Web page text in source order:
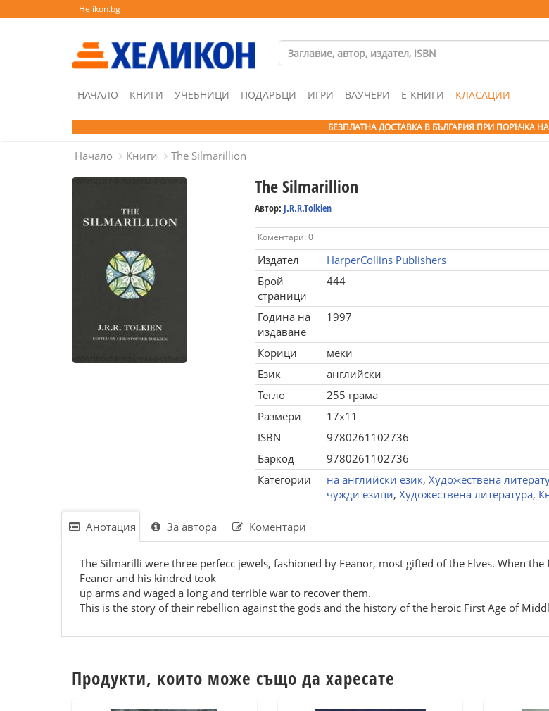
Helikon.bg
НАЧАЛО КНИГИ УЧЕБНИЦИ ПОДАРЪЦИ ИГРИ ВАУЧЕРИ Е-КНИГИ КЛАСАЦИИ
БЕЗПЛАТНА ДОСТАВКА В БЪЛГАРИЯ ПРИ ПОРЪЧКА
Начало Книги The Silmarillion
The Silmarillion
Автор: J.R.R.Tolkien
Коментари: 0
Издател
HarperCollins Publishers
Брой
страници
444
Година на
издаване
1997
Корици
меки
Език
английски
Тегло
255 грама
Размери
17x11
ISBN
9780261102736
Баркод
9780261102736
Категории
на английски език, Художествена
чужди езици, Художествена литература,
Анотация За автора Коментари
The Silmarilli were three perfecc jewels, fashioned by Feanor, most gifted of the Elves. When
Feanor and his kindred took
up arms and waged a long and terrible war to recover them.
This is the story of their rebellion against the gods and the history of the heroic First Age of
Продукти, които може също да харесате